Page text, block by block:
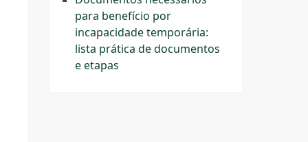
para benefício por
incapacidade temporária:
lista prática de documentos
e etapas